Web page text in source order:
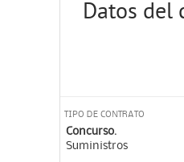
Datos del
TIPO DE CONTRATO
Concurso.
Suministros